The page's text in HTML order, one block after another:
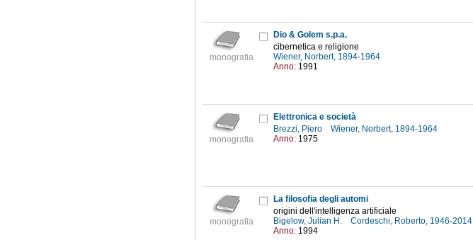
monografia
Dio & Golem s.p.a.
cibernetica e religione
Wiener, Norbert, 1894-1964
Anno: 1991
monografia
Elettronica e società
Brezzi, Piero
Wiener, Norbert, 1894-1964
Anno: 1975
monografia
La filosofia degli automi
origini dell'intelligenza artificiale
Bigelow, Julian H.
Cordeschi, Roberto, 1946-2014
Anno: 1994